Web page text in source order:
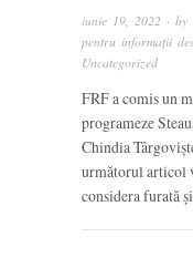
iunie 19, 2022 · by
pentru informații
Uncategorized
FRF a comis un
programeze
Chindia
următorul articol
considera furată